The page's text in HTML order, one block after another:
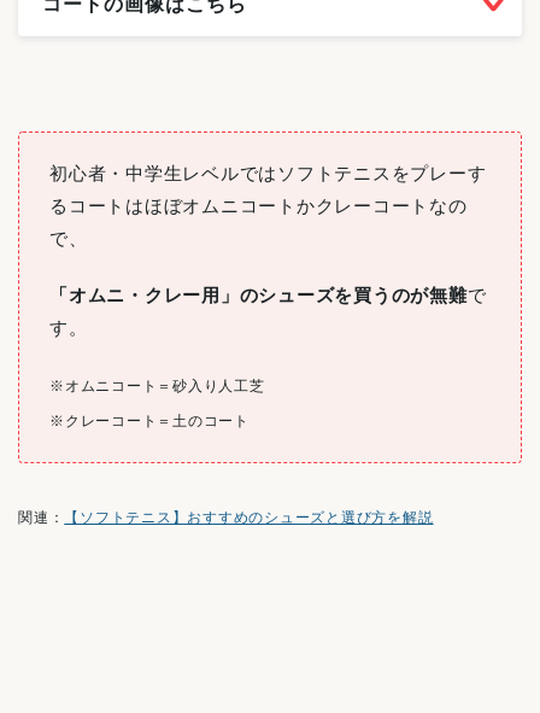
初心者・中学生レベルではソフトテニスをプレーす
るコートはほぼオムニコートかクレーコートなの
で、
「オムニ・クレー用」のシューズを買うのが無難で
す。
※オムニコート＝砂入り人工芝
※クレーコート＝土のコート
関連： 【ソフトテニス】おすすめのシューズと選び方を解説